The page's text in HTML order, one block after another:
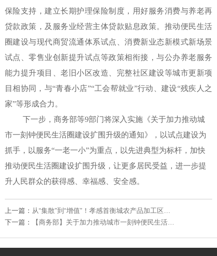
保险支持，建立长期护理保险制度，用好服务消费与养老再
贷款政策，及服务业经营主体贷款贴息政策。推动便民生活
圈建设与现代商贸流通体系试点、消费新业态新模式新场景
试点、零售业创新提升试点等政策相衔接，与公办养老服务
能力提升项目、老旧小区改造、完整社区建设等城市更新项
目相协同，与“青春小店”“工会帮就业”行动、建设“残疾人之
家”等形成合力。
下一步，商务部等9部门将深入实施《关于加力推动城
市一刻钟便民生活圈建设扩围升级的通知》，以试点建设为
抓手，以服务“一老一小”为重点，以先进典型为标杆，加快
推动便民生活圈建设扩围升级，让更多居民受益，进一步提
升人民群众的获得感、幸福感、安全感。
上一篇：
下一篇：